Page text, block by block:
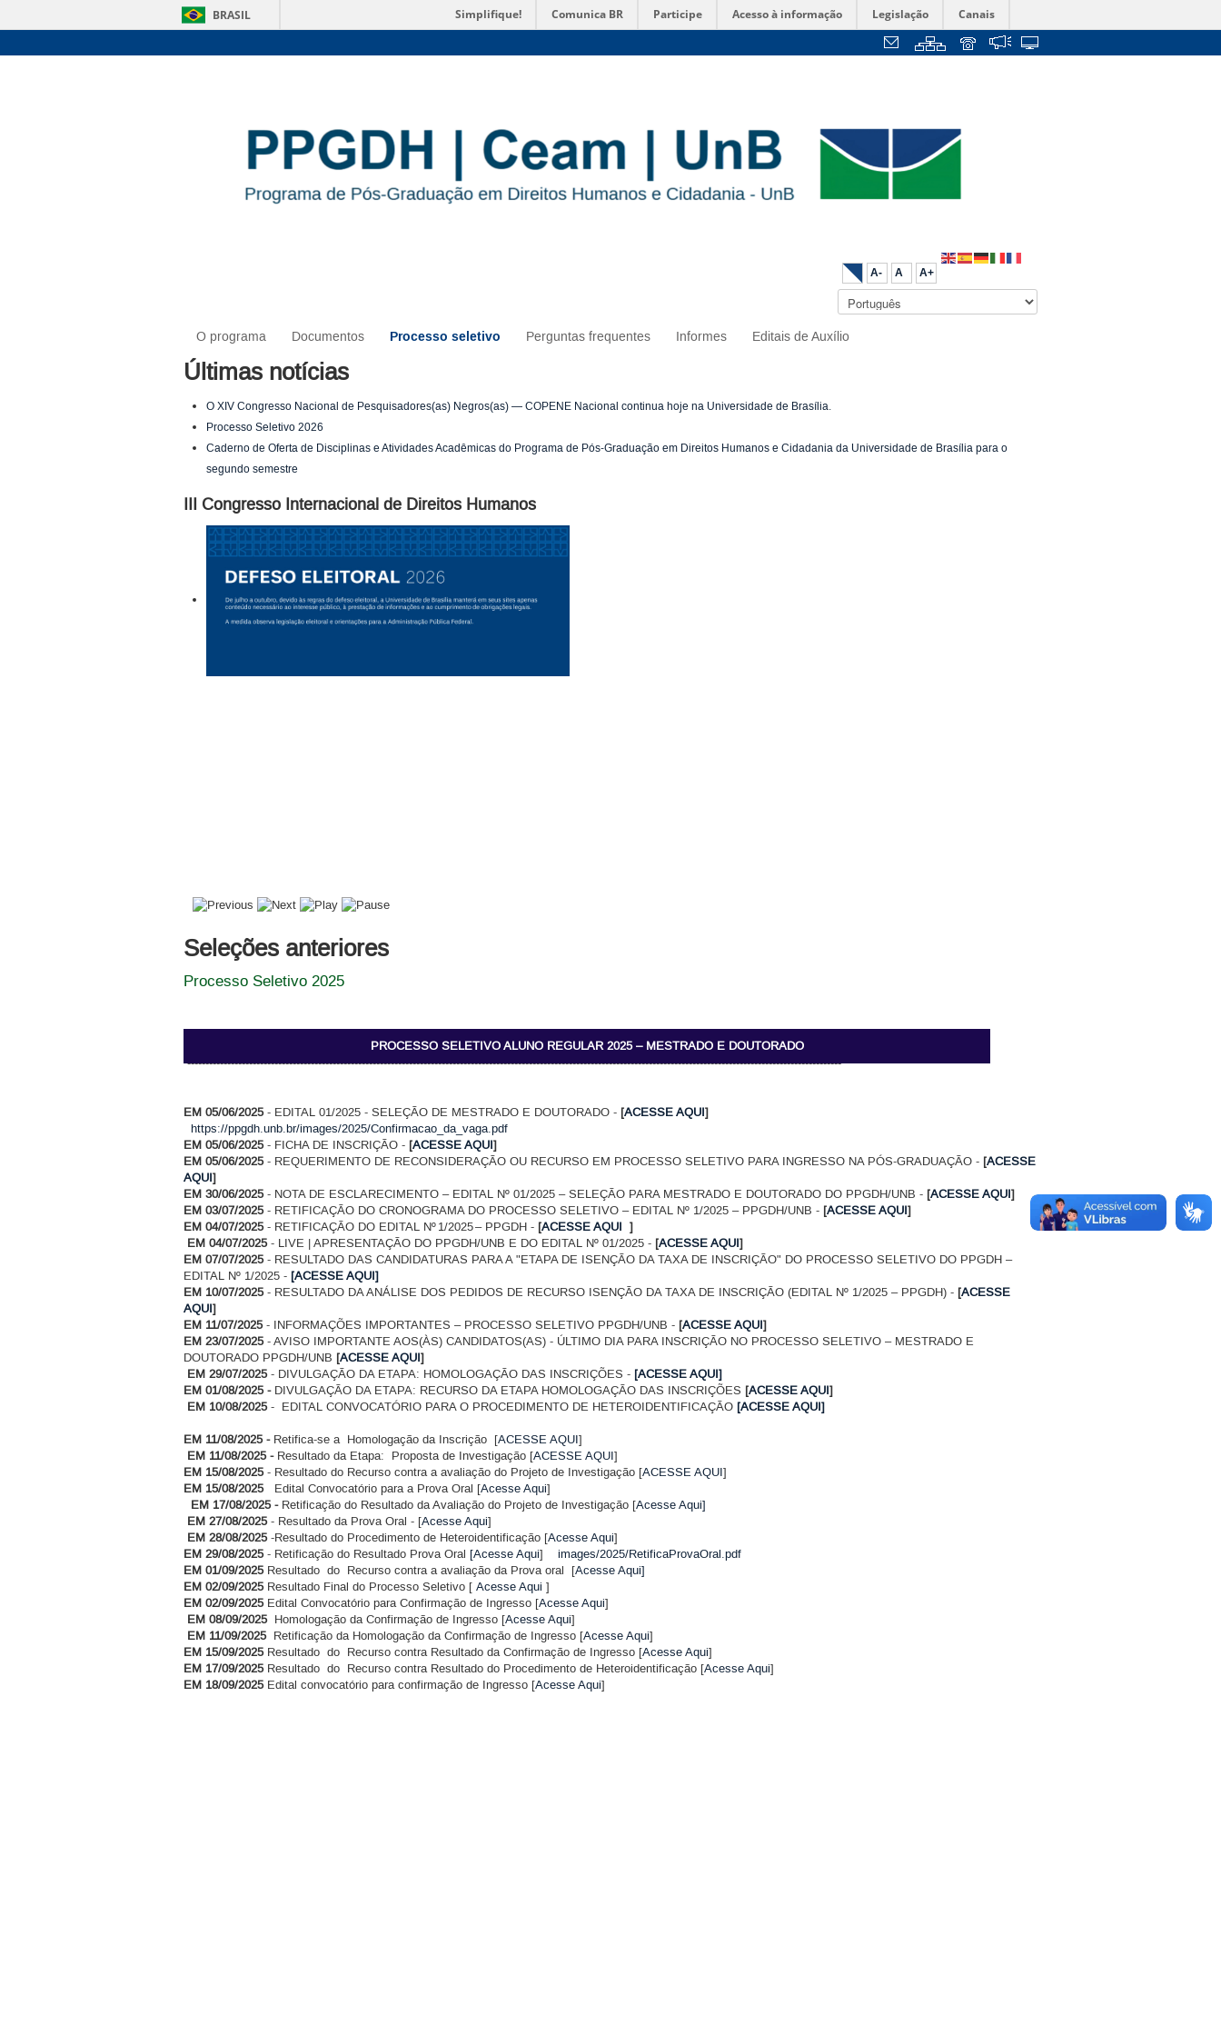
BRASIL Simplifique! Comunica BR Participe Acesso à informação Legislação Canais
A- A A+
O programa Documentos Processo seletivo Perguntas frequentes Informes Editais de Auxílio
Últimas notícias
O XIV Congresso Nacional de Pesquisadores(as) Negros(as) — COPENE Nacional continua hoje na Universidade de Brasília.
Processo Seletivo 2026
Caderno de Oferta de Disciplinas e Atividades Acadêmicas do Programa de Pós-Graduação em Direitos Humanos e Cidadania da Universidade de Brasília para o
segundo semestre
III Congresso Internacional de Direitos Humanos
Seleções anteriores
Processo Seletivo 2025
PROCESSO SELETIVO ALUNO REGULAR 2025 – MESTRADO E DOUTORADO
------------------------------------------------------------------------------------------------------------------------------------------------------------------------------------
EM 05/06/2025- EDITAL 01/2025 - SELEÇÃO DE MESTRADO E DOUTORADO - [ACESSE AQUI]
https://ppgdh.unb.br/images/2025/Confirmacao_da_vaga.pdf
EM 05/06/2025- FICHA DE INSCRIÇÃO - [ACESSE AQUI]
EM 05/06/2025- REQUERIMENTO DE RECONSIDERAÇÃO OU RECURSO EM PROCESSO SELETIVO PARA INGRESSO NA PÓS-GRADUAÇÃO - [ACESSE
AQUI]
EM 30/06/2025- NOTA DE ESCLARECIMENTO – EDITAL Nº 01/2025 – SELEÇÃO PARA MESTRADO E DOUTORADO DO PPGDH/UNB - [ACESSE AQUI]
EM 03/07/2025- RETIFICAÇÃO DO CRONOGRAMA DO PROCESSO SELETIVO – EDITAL Nº 1/2025 – PPGDH/UNB - [ACESSE AQUI]
EM 04/07/2025- RETIFICAÇÃO DO EDITAL Nº 1/2025 – PPGDH - [ACESSE AQUI ]
EM 04/07/2025- LIVE | APRESENTAÇÃO DO PPGDH/UNB E DO EDITAL Nº 01/2025 - [ACESSE AQUI]
EM 07/07/2025- RESULTADO DAS CANDIDATURAS PARA A "ETAPA DE ISENÇÃO DA TAXA DE INSCRIÇÃO" DO PROCESSO SELETIVO DO PPGDH –
EDITAL Nº 1/2025 - [ACESSE AQUI]
EM 10/07/2025- RESULTADO DA ANÁLISE DOS PEDIDOS DE RECURSO ISENÇÃO DA TAXA DE INSCRIÇÃO (EDITAL Nº 1/2025 – PPGDH) - [ACESSE
AQUI]
EM 11/07/2025- INFORMAÇÕES IMPORTANTES – PROCESSO SELETIVO PPGDH/UNB - [ACESSE AQUI]
EM 23/07/2025- AVISO IMPORTANTE AOS(ÀS) CANDIDATOS(AS) - ÚLTIMO DIA PARA INSCRIÇÃO NO PROCESSO SELETIVO – MESTRADO E
DOUTORADO PPGDH/UNB [ACESSE AQUI]
EM 29/07/2025- DIVULGAÇÃO DA ETAPA: HOMOLOGAÇÃO DAS INSCRIÇÕES - [ACESSE AQUI]
EM 01/08/2025 -DIVULGAÇÃO DA ETAPA: RECURSO DA ETAPA HOMOLOGAÇÃO DAS INSCRIÇÕES [ACESSE AQUI]
EM 10/08/2025- EDITAL CONVOCATÓRIO PARA O PROCEDIMENTO DE HETEROIDENTIFICAÇÃO [ACESSE AQUI]
EM 11/08/2025 - Retifica-se a Homologação da Inscrição [ACESSE AQUI]
EM 11/08/2025 -Resultado da Etapa: Proposta de Investigação [ACESSE AQUI]
EM 15/08/2025- Resultado do Recurso contra a avaliação do Projeto de Investigação [ACESSE AQUI]
EM 15/08/2025 Edital Convocatório para a Prova Oral [Acesse Aqui]
EM 17/08/2025 - Retificação do Resultado da Avaliação do Projeto de Investigação [Acesse Aqui]
EM 27/08/2025- Resultado da Prova Oral - [Acesse Aqui]
EM 28/08/2025-Resultado do Procedimento de Heteroidentificação [Acesse Aqui]
EM 29/08/2025- Retificação do Resultado Prova Oral [Acesse Aqui] images/2025/RetificaProvaOral.pdf
EM 01/09/2025Resultado do Recurso contra a avaliação da Prova oral [Acesse Aqui]
EM 02/09/2025Resultado Final do Processo Seletivo [ Acesse Aqui ]
EM 02/09/2025 Edital Convocatório para Confirmação de Ingresso [Acesse Aqui]
EM 08/09/2025 Homologação da Confirmação de Ingresso [Acesse Aqui]
EM 11/09/2025 Retificação da Homologação da Confirmação de Ingresso [Acesse Aqui]
EM 15/09/2025Resultado do Recurso contra Resultado da Confirmação de Ingresso [Acesse Aqui]
EM 17/09/2025Resultado do Recurso contra Resultado do Procedimento de Heteroidentificação [Acesse Aqui]
EM 18/09/2025Edital convocatório para confirmação de Ingresso [Acesse Aqui]